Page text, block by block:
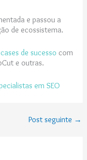
e passou a
de ecossistema.
de sucesso com
e outras.
em SEO
Post seguinte →